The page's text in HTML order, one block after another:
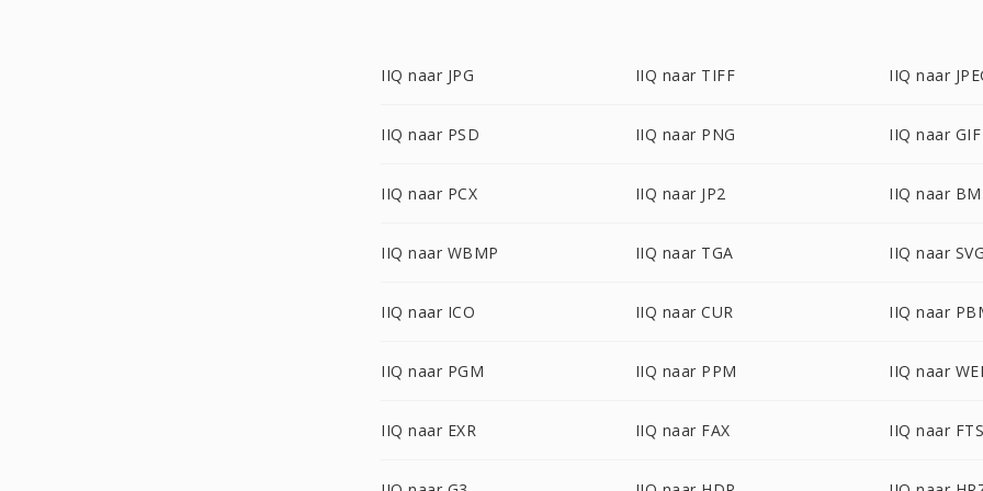
IIQ naar JPG IIQ naar TIFF IIQ naar
IIQ naar PSD IIQ naar PNG IIQ naar GIF
IIQ naar PCX IIQ naar JP2 IIQ naar
IIQ naar WBMP IIQ naar TGA IIQ naar SVG
IIQ naar ICO IIQ naar CUR IIQ naar
IIQ naar PGM IIQ naar PPM IIQ naar
IIQ naar EXR IIQ naar FAX IIQ naar FTS